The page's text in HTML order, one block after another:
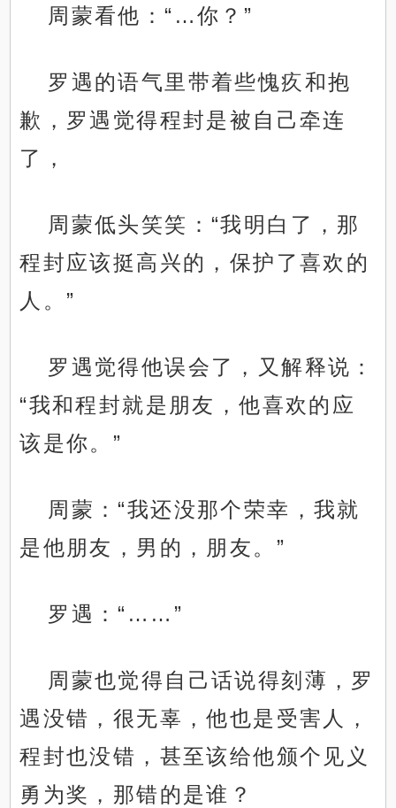
周蒙看他：“…你？”
罗遇的语气里带着些愧疚和抱
歉，罗遇觉得程封是被自己牵连
了，
周蒙低头笑笑：“我明白了，那
程封应该挺高兴的，保护了喜欢的
人。”
罗遇觉得他误会了，又解释说：
“我和程封就是朋友，他喜欢的应
该是你。”
周蒙：“我还没那个荣幸，我就
是他朋友，男的，朋友。”
罗遇：“……”
周蒙也觉得自己话说得刻薄，罗
遇没错，很无辜，他也是受害人，
程封也没错，甚至该给他颁个见义
勇为奖，那错的是谁？